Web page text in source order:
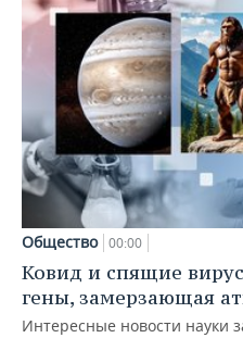
Общество 00:00
Ковид и спящие
гены, замерзающая
Интересные новости науки